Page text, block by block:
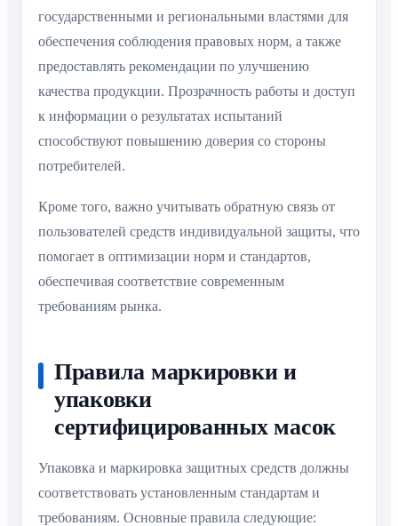
государственными и региональными властями для
обеспечения соблюдения правовых норм, а также
предоставлять рекомендации по улучшению
качества продукции. Прозрачность работы и доступ
к информации о результатах испытаний
способствуют повышению доверия со стороны
потребителей.
Кроме того, важно учитывать обратную связь от
пользователей средств индивидуальной защиты, что
помогает в оптимизации норм и стандартов,
обеспечивая соответствие современным
требованиям рынка.
Правила маркировки и
упаковки
сертифицированных масок
Упаковка и маркировка защитных средств должны
соответствовать установленным стандартам и
требованиям. Основные правила следующие: